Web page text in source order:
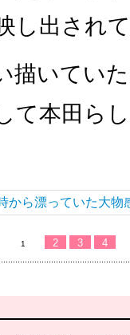
し出され
いてい
て本田ら
から漂っていた大物
1 2 3 4